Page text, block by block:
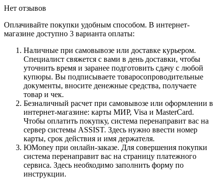
Нет отзывов
Оплачивайте покупки удобным способом. В интернет-
магазине доступно 3 варианта оплаты:
Наличные при самовывозе или доставке курьером.
Специалист свяжется с вами в день доставки, чтобы
уточнить время и заранее подготовить сдачу с любой
купюры. Вы подписываете товаросопроводительные
документы, вносите денежные средства, получаете
товар и чек.
Безналичный расчет при самовывозе или оформлении в
интернет-магазине: карты МИР, Visa и MasterCard.
Чтобы оплатить покупку, система перенаправит вас на
сервер системы ASSIST. Здесь нужно ввести номер
карты, срок действия и имя держателя.
ЮMoney при онлайн-заказе. Для совершения покупки
система перенаправит вас на страницу платежного
сервиса. Здесь необходимо заполнить форму по
инструкции.